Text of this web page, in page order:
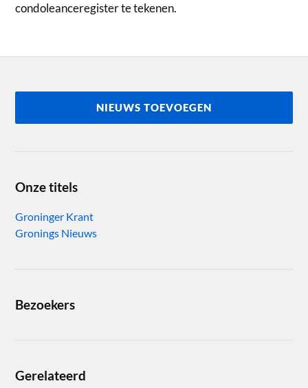
condoleanceregister te tekenen.
NIEUWS TOEVOEGEN
Onze titels
Groninger Krant
Gronings Nieuws
Bezoekers
Gerelateerd